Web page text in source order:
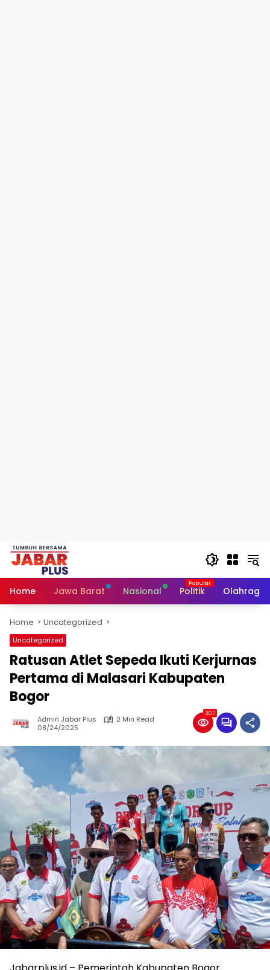
Skip
Home
Jawa Barat Nasional Politik Olahraga
Home Uncategorized
Uncategorized
Ratusan Atlet Sepeda Ikuti Kerjurnas
Pertama di Malasari Kabupaten
Bogor
Admin Jabar Plus
2 Min Read
08/24/2025
307